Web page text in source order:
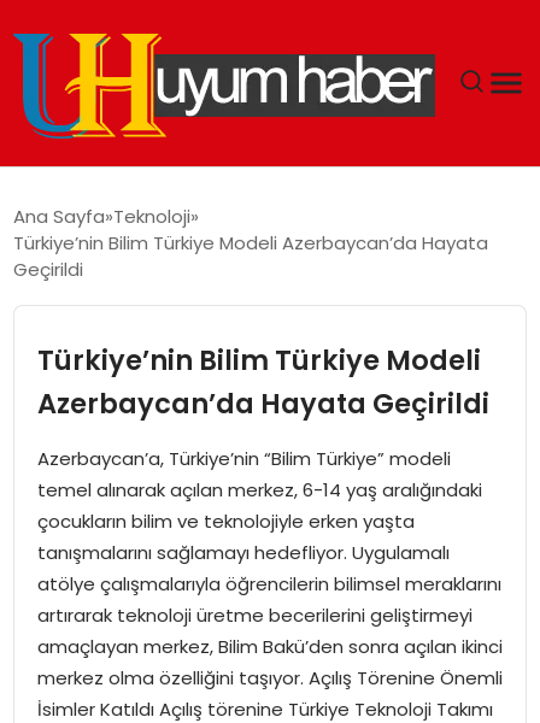
EKONOMI
SPOR
TEKNOLOJI
SAĞLIK
MAGAZIN
YAŞAM
Ana Sayfa Teknoloji
Türkiye’nin Bilim Türkiye Modeli Azerbaycan’da Hayata
Geçirildi
Türkiye’nin Bilim Türkiye Modeli
Azerbaycan’da Hayata Geçirildi
Azerbaycan’a, Türkiye’nin “Bilim Türkiye” modeli
temel alınarak açılan merkez, 6-14 yaş aralığındaki
çocukların bilim ve teknolojiyle erken yaşta
tanışmalarını sağlamayı hedefliyor. Uygulamalı
atölye çalışmalarıyla öğrencilerin bilimsel meraklarını
artırarak teknoloji üretme becerilerini geliştirmeyi
amaçlayan merkez, Bilim Bakü’den sonra açılan ikinci
merkez olma özelliğini taşıyor. Açılış Törenine Önemli
İsimler Katıldı Açılış törenine Türkiye Teknoloji Takımı